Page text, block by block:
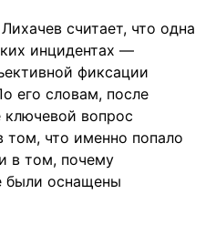
считает, что одна
инцидентах —
фиксации
его словам, после
ключевой вопрос
том, что именно попало
в том, почему
были оснащены